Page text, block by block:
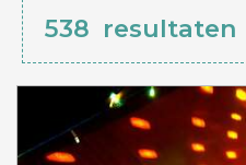
538 resultaten